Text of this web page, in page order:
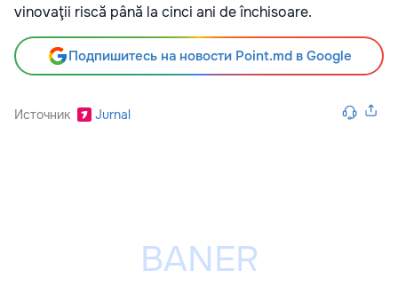
vinovaţii riscă până la cinci ani de închisoare.
Подпишитесь на новости Point.md в Google
Источник Jurnal